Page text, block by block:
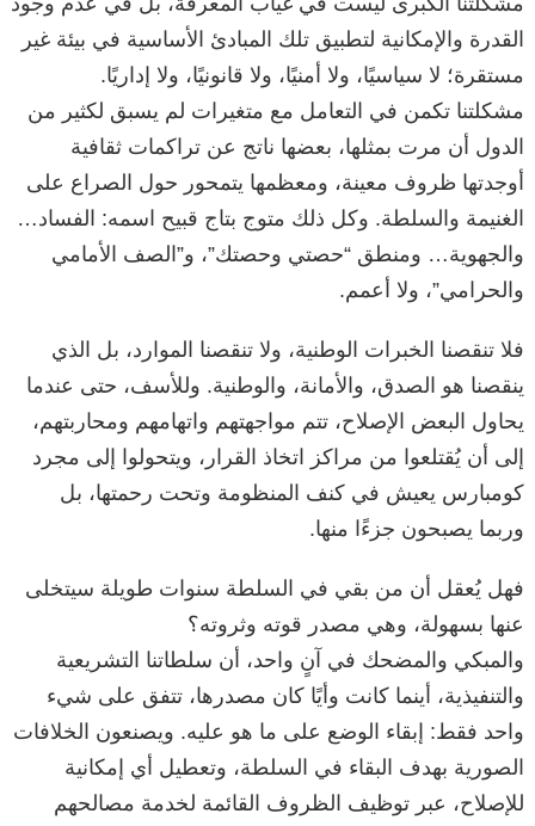
القدرة والإمكانية لتطبيق تلك المبادئ الأساسية في بيئة غير
مستقرة؛ لا سياسيًا، ولا أمنيًا، ولا قانونيًا، ولا إداريًا.
مشكلتنا تكمن في التعامل مع متغيرات لم يسبق لكثير من
الدول أن مرت بمثلها، بعضها ناتج عن تراكمات ثقافية
أوجدتها ظروف معينة، ومعظمها يتمحور حول الصراع على
الغنيمة والسلطة. وكل ذلك متوج بتاج قبيح اسمه: الفساد…
والجهوية… ومنطق “حصتي وحصتك”، و”الصف الأمامي
والحرامي”، ولا أعمم.
فلا تنقصنا الخبرات الوطنية، ولا تنقصنا الموارد، بل الذي
ينقصنا هو الصدق، والأمانة، والوطنية. وللأسف، حتى عندما
يحاول البعض الإصلاح، تتم مواجهتهم واتهامهم ومحاربتهم،
إلى أن يُقتلعوا من مراكز اتخاذ القرار، ويتحولوا إلى مجرد
كومبارس يعيش في كنف المنظومة وتحت رحمتها، بل
وربما يصبحون جزءًا منها.
فهل يُعقل أن من بقي في السلطة سنوات طويلة سيتخلى
عنها بسهولة، وهي مصدر قوته وثروته؟
والمبكي والمضحك في آنٍ واحد، أن سلطاتنا التشريعية
والتنفيذية، أينما كانت وأيًا كان مصدرها، تتفق على شيء
واحد فقط: إبقاء الوضع على ما هو عليه. ويصنعون الخلافات
الصورية بهدف البقاء في السلطة، وتعطيل أي إمكانية
للإصلاح، عبر توظيف الظروف القائمة لخدمة مصالحهم